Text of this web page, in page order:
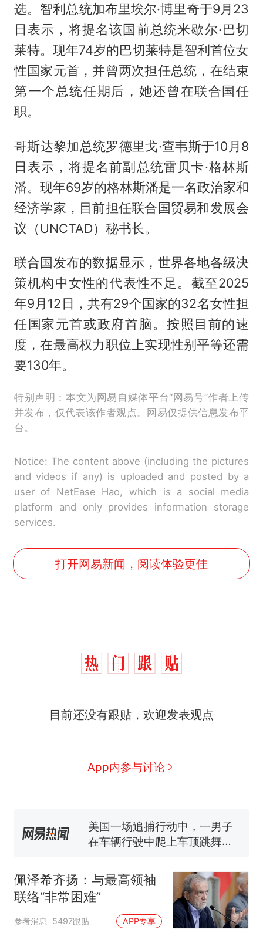
选。智利总统加布里埃尔·博里奇于9月23
日表示，将提名该国前总统米歇尔·巴切
莱特。现年74岁的巴切莱特是智利首位女
性国家元首，并曾两次担任总统，在结束
第一个总统任期后，她还曾在联合国任
职。
哥斯达黎加总统罗德里戈·查韦斯于10月8
日表示，将提名前副总统雷贝卡·格林斯
潘。现年69岁的格林斯潘是一名政治家和
经济学家，目前担任联合国贸易和发展会
议（UNCTAD）秘书长。
联合国发布的数据显示，世界各地各级决
策机构中女性的代表性不足。截至2025
年9月12日，共有29个国家的32名女性担
任国家元首或政府首脑。按照目前的速
度，在最高权力职位上实现性别平等还需
要130年。
特别声明：本文为网易自媒体平台“网易号”作者上传
并发布，仅代表该作者观点。网易仅提供信息发布平
台。
Notice: The content above (including the pictures
and videos if any) is uploaded and posted by a
user of NetEase Hao, which is a social media
platform and only provides information storage
services.
打开网易新闻，阅读体验更佳
目前还没有跟贴，欢迎发表观点
App内参与讨论
热
“不想干了特提出辞职”，疑
任院长一职，不清楚辞职信来
号，仅凭视频评出？中国烹饪
在车辆行驶中爬上车顶跳舞。
（新京报）
美国渔民钓获鲨鱼徒手将其拽
来源：参考消息）
笔试第一被第二名传话劝弃考
官方通报
“不想干了特提出辞职”，疑
似南京大学数院院长辞职信流
佩泽希齐扬：与最高领袖
联络“非常困难”
参考消息 5497跟贴 APP专享